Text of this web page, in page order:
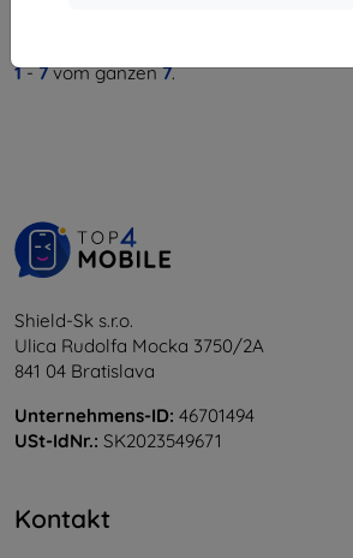
1-7vom ganzen7.
Shield-Sk s.r.o.
Ulica Rudolfa Mocka 3750/2A
841 04 Bratislava
Unternehmens-ID: 46701494
USt-IdNr.: SK2023549671
Kontakt